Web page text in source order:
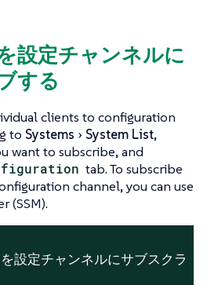
設定チャンネルに
する
clients to configuration
to Systems System List,
want to subscribe, and
tab. To subscribe
channel, you can use
(SSM).
設定チャンネルにサブスクラ